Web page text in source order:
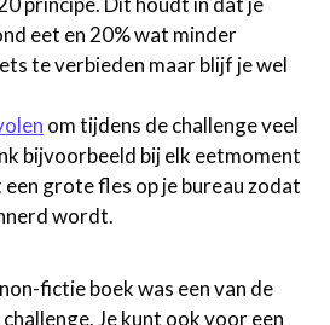
eet en 20% wat minder
te verbieden maar blijf je wel
om tijdens de challenge veel
bijvoorbeeld bij elk eetmoment
grote fles op je bureau zodat
wordt.
fictie boek was een van de
Je kunt ook voor een